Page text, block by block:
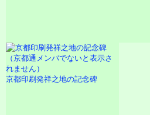
京都印刷発祥之地の記念碑